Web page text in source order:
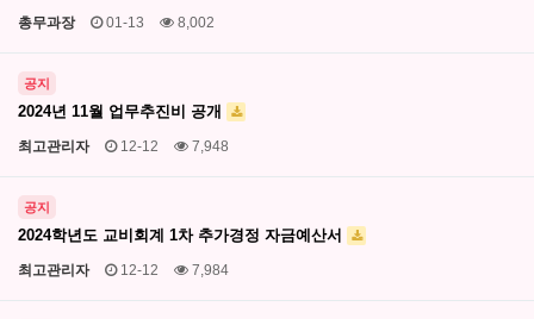
총무과장 01-13 8,002
공지
2024년 11월 업무추진비 공개
최고관리자 12-12 7,948
공지
2024학년도 교비회계 1차 추가경정 자금예산서
최고관리자 12-12 7,984